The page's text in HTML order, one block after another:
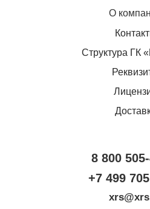
О
Структура ГК
8 800
+7 499